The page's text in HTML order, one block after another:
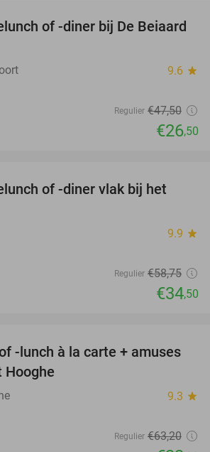
44%
of -diner bij De Beiaard
9.6 star
Regulier €47,50
€26,50
of -diner vlak bij het
9.9 star
Regulier €58,75
€34,50
46%
-lunch à la carte + amuses
Hooghe
9.3 star
Regulier €63,20